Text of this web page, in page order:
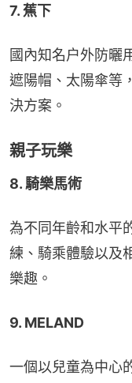
7. 蕉下
國內知名户外防曬
遮陽帽、太陽傘等
決方案。
親子玩樂
8. 騎樂馬術
為不同年齡和水平
練、騎乘體驗以及
樂趣。
9. MELAND
一個以兒童為中心